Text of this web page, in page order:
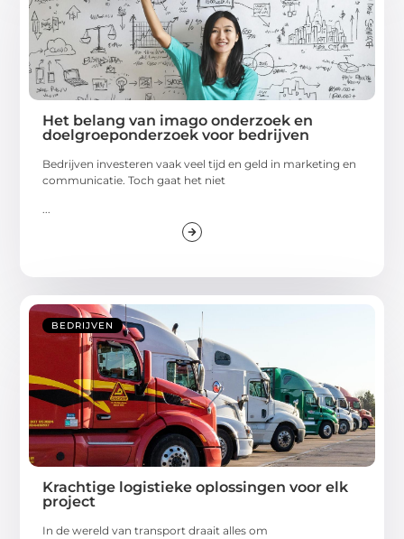
Het belang van imago onderzoek en
doelgroeponderzoek voor bedrijven
Bedrijven investeren vaak veel tijd en geld in marketing en
communicatie. Toch gaat het niet
...
BEDRIJVEN
Krachtige logistieke oplossingen voor elk
project
In de wereld van transport draait alles om